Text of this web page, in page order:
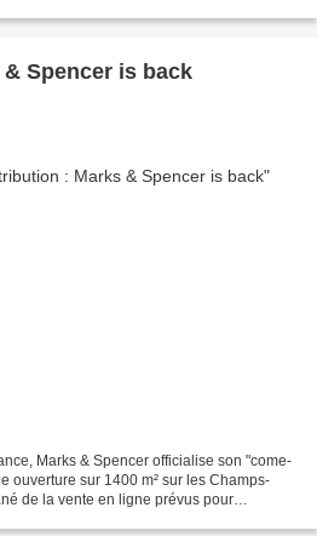
Spencer is back
Marks & Spencer officialise son "come-
ouverture sur 1400 m² sur les Champs-
de la vente en ligne prévus pour